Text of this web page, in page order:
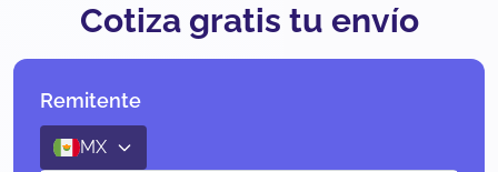
Cotiza gratis tu envío
Remitente
MX